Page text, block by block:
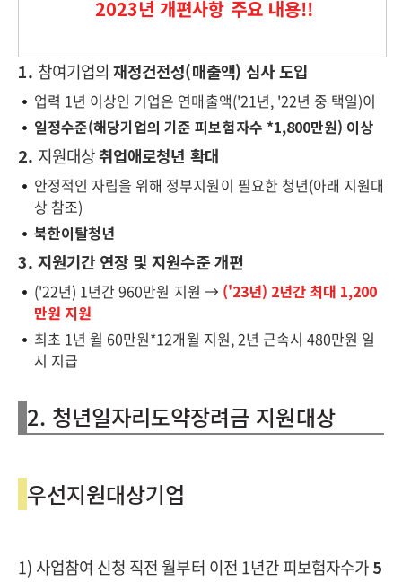
2023년 개편사항 주요 내용!!
1. 참여기업의재정건전성(매출액) 심사 도입
업력 1년 이상인 기업은 연매출액('21년, '22년 중 택일)이
일정수준(해당기업의 기준 피보험자수 *1,800만원) 이상
2. 지원대상취업애로청년 확대
안정적인 자립을 위해 정부지원이 필요한 청년(아래 지원대
상 참조)
북한이탈청년
3. 지원기간 연장 및 지원수준 개편
('22년) 1년간 960만원 지원 → ('23년) 2년간 최대 1,200
만원 지원
최초 1년 월 60만원*12개월 지원, 2년 근속시 480만원 일
시 지급
2. 청년일자리도약장려금 지원대상
우선지원대상기업
1) 사업참여 신청 직전 월부터 이전 1년간 피보험자수가5